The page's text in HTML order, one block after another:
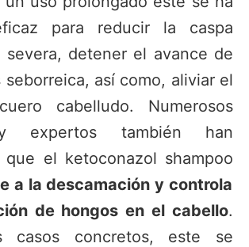
para reducir la caspa
severa, detener el avance de
seborreica, así como, aliviar el
cabelludo. Numerosos
expertos también han
que el ketoconazol shampoo
a la descamación y controla
de hongos en el cabello.
casos concretos, este se